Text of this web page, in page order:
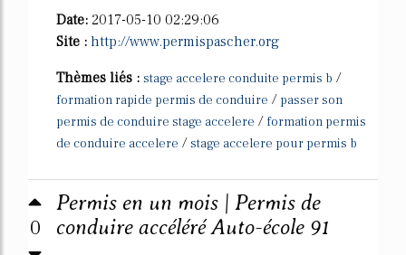
Date: 2017-05-10 02:29:06
Site : http://www.permispascher.org
Thèmes liés : stage accelere conduite permis b /
formation rapide permis de conduire / passer son
permis de conduire stage accelere / formation permis
de conduire accelere /stage accelere pour permis b
0
Permis en un mois | Permis de
conduire accéléré Auto-école 91